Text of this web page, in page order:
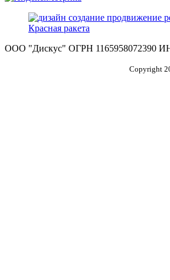
ООО "Дискус" ОГРН 1165958072390
Copyright